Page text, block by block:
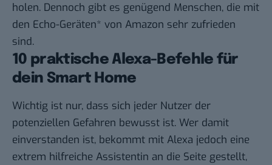
holen. Dennoch gibt es genügend Menschen, die mit
den Echo-Geräten* von Amazon sehr zufrieden
sind.
10 praktische Alexa-Befehle für
dein Smart Home
Wichtig ist nur, dass sich jeder Nutzer der
potenziellen Gefahren bewusst ist. Wer damit
einverstanden ist, bekommt mit Alexa jedoch eine
extrem hilfreiche Assistentin an die Seite gestellt,